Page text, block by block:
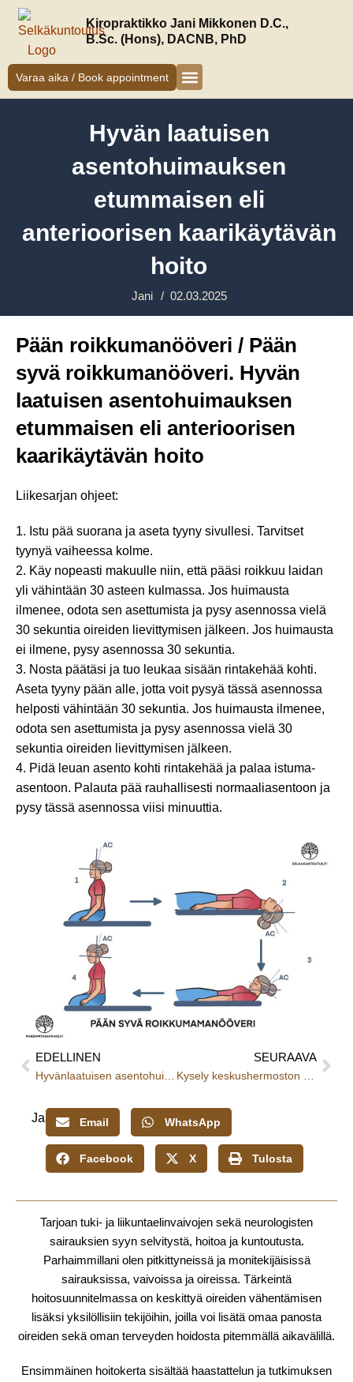
Siirry
sisältöön
Kiropraktikko Jani Mikkonen D.C.,
B.Sc. (Hons), DACNB, PhD
Varaa aika / Book appointment
Hyvän laatuisen
asentohuimauksen
etummaisen eli
anterioorisen kaarikäytävän
hoito
Jani / 02.03.2025
Pään roikkumanööveri / Pään
syvä roikkumanööveri. Hyvän
laatuisen asentohuimauksen
etummaisen eli anterioorisen
kaarikäytävän hoito
Liikesarjan ohjeet:
1. Istu pää suorana ja aseta tyyny sivullesi. Tarvitset
tyynyä vaiheessa kolme.
2. Käy nopeasti makuulle niin, että pääsi roikkuu laidan
yli vähintään 30 asteen kulmassa. Jos huimausta
ilmenee, odota sen asettumista ja pysy asennossa vielä
30 sekuntia oireiden lievittymisen jälkeen. Jos huimausta
ei ilmene, pysy asennossa 30 sekuntia.
3. Nosta päätäsi ja tuo leukaa sisään rintakehää kohti.
Aseta tyyny pään alle, jotta voit pysyä tässä asennossa
helposti vähintään 30 sekuntia. Jos huimausta ilmenee,
odota sen asettumista ja pysy asennossa vielä 30
sekuntia oireiden lievittymisen jälkeen.
4. Pidä leuan asento kohti rintakehää ja palaa istuma-
asentoon. Palauta pää rauhallisesti normaaliasentoon ja
pysy tässä asennossa viisi minuuttia.
Prev
EDELLINEN SEURAAVA
Jaa: Email WhatsApp
Facebook X Tulosta
Tarjoan tuki- ja liikuntaelinvaivojen sekä neurologisten
sairauksien syyn selvitystä, hoitoa ja kuntoutusta.
Parhaimmillani olen pitkittyneissä ja monitekijäisissä
sairauksissa, vaivoissa ja oireissa. Tärkeintä
hoitosuunnitelmassa on keskittyä oireiden vähentämisen
lisäksi yksilöllisiin tekijöihin, joilla voi lisätä omaa panosta
oireiden sekä oman terveyden hoidosta pitemmällä aikavälillä.
Ensimmäinen hoitokerta sisältää haastattelun ja tutkimuksen